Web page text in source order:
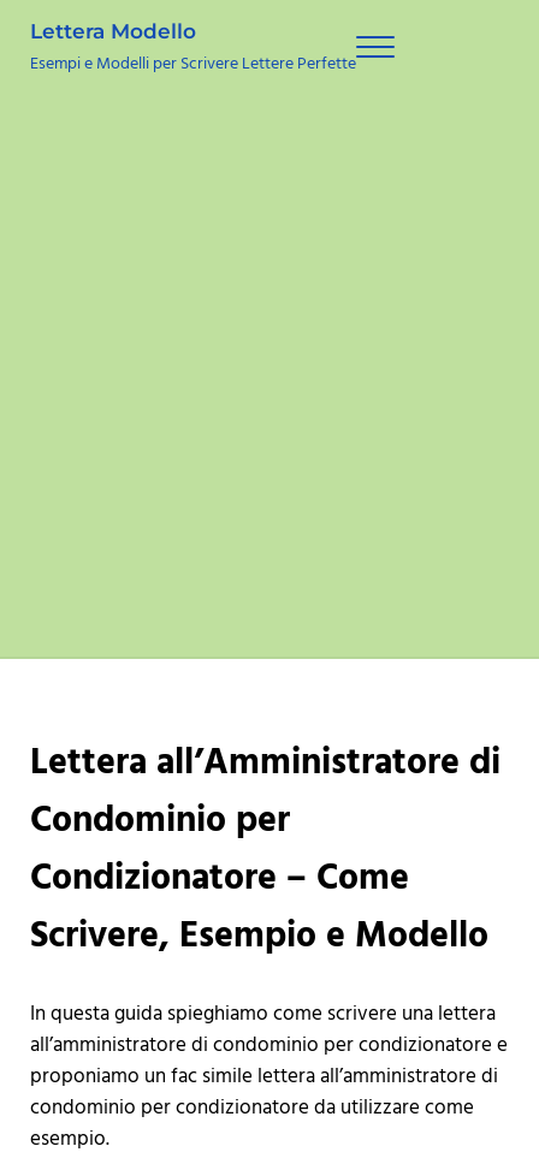
Lettera Modello
Esempi e Modelli per Scrivere Lettere Perfette Menu
Lettera all’Amministratore di
Condominio per
Condizionatore – Come
Scrivere, Esempio e Modello
In questa guida spieghiamo come scrivere una lettera
all’amministratore di condominio per condizionatore e
proponiamo un fac simile lettera all’amministratore di
condominio per condizionatore da utilizzare come
esempio.